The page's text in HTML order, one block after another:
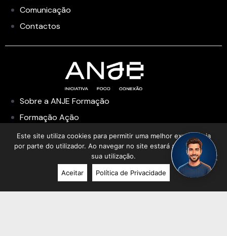
Comunicação
Contactos
Sobre a ANJE Formação
Formação Ação
Formação Não Financiada
Formação Financiada
Academia de Liderança
Este site utiliza cookies para permitir uma melhor experiência
por parte do utilizador. Ao navegar no site estará a consentir a
sua utilização.
Aceitar Política de Privacidade